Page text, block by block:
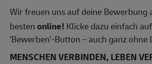
Wir freuen uns auf deine Bewerbung
bestenonline! Klicke dazu einfach
'Bewerben'-Button – auch ganz ohne
MENSCHEN VERBINDEN, LEBEN